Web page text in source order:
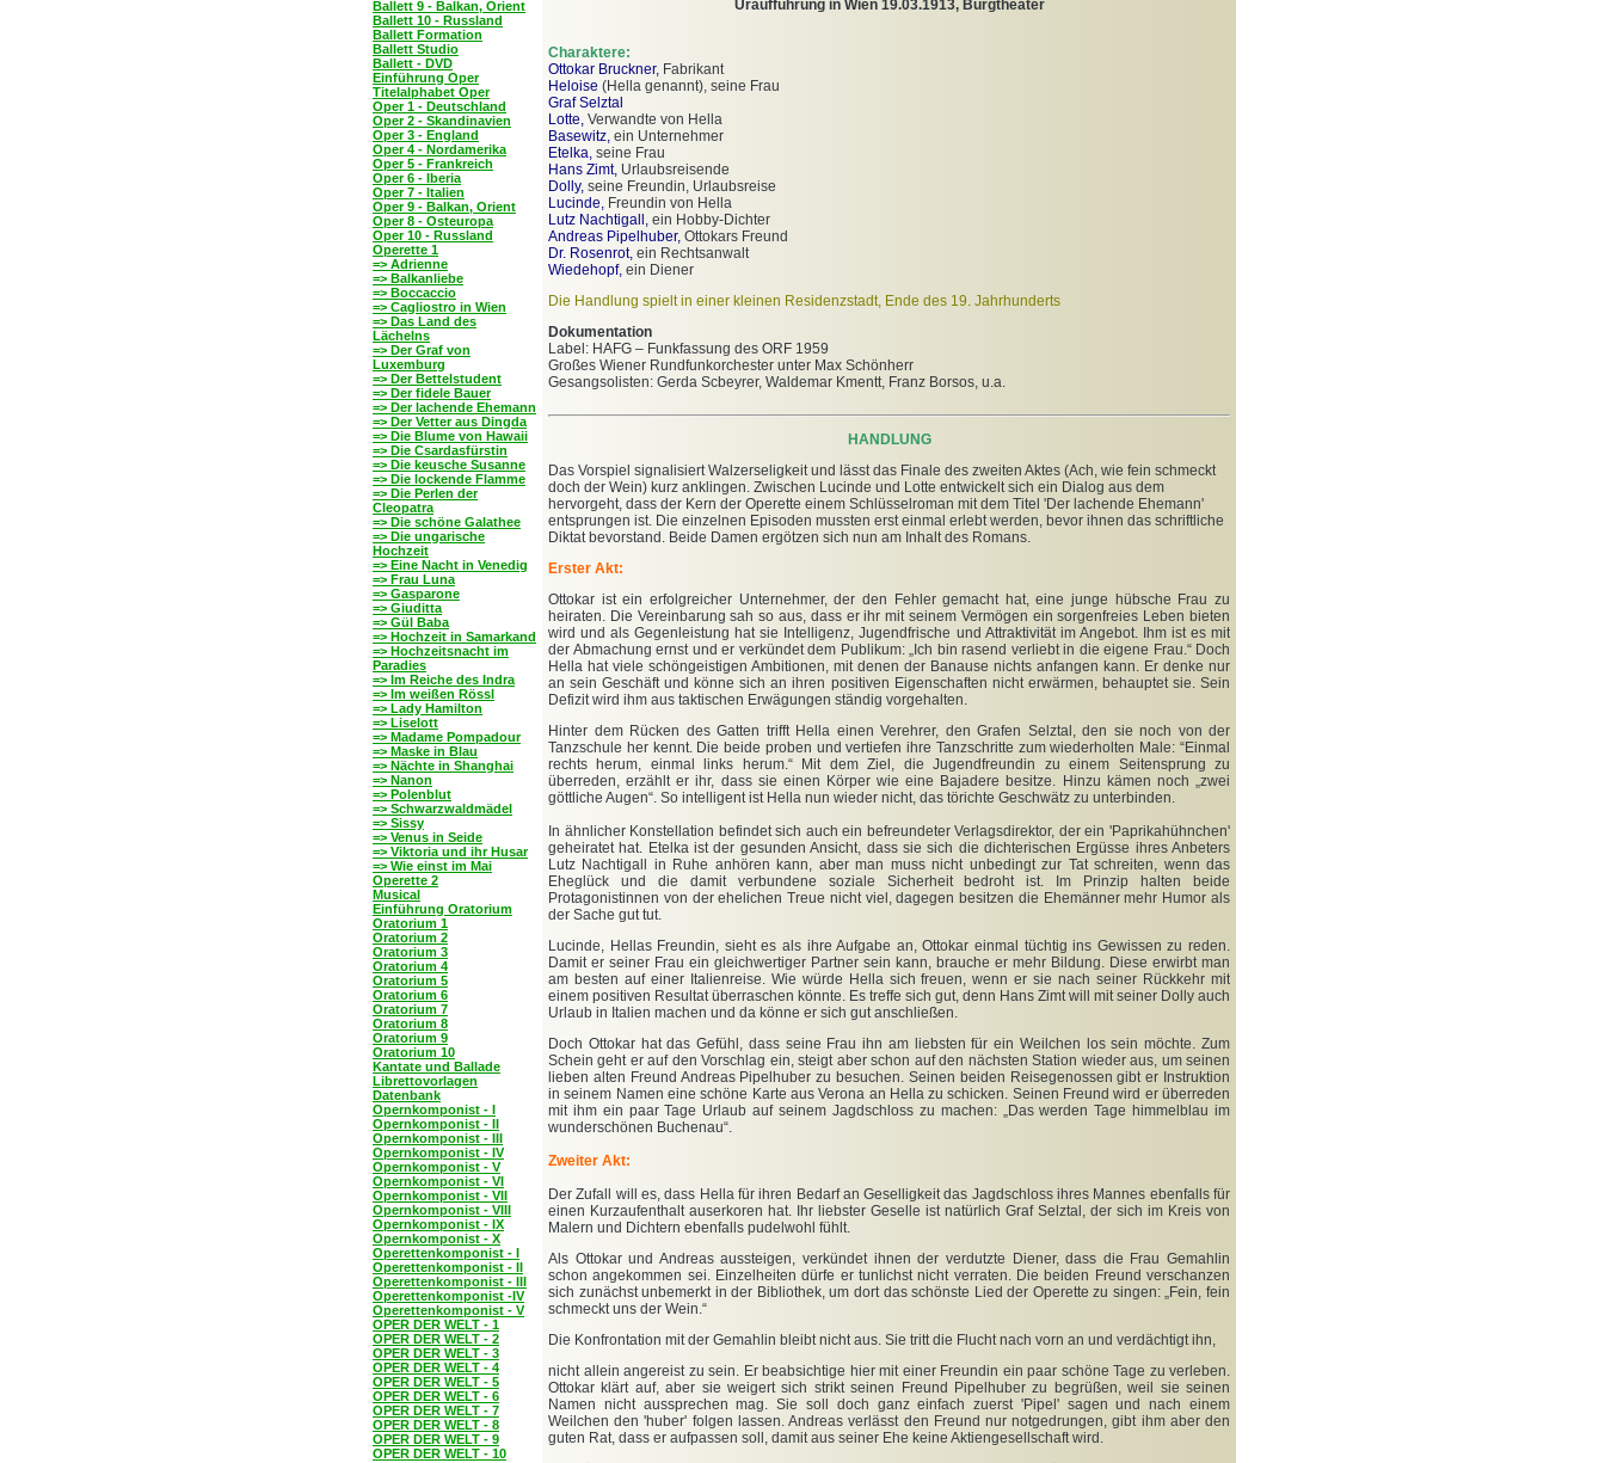
Ballett 9 - Balkan, Orient
Ballett 10 - Russland
Ballett Formation
Ballett Studio
Ballett - DVD
Einführung Oper
Titelalphabet Oper
Oper 1 - Deutschland
Oper 2 - Skandinavien
Oper 3 - England
Oper 4 - Nordamerika
Oper 5 - Frankreich
Oper 6 - Iberia
Oper 7 - Italien
Oper 9 - Balkan, Orient
Oper 8 - Osteuropa
Oper 10 - Russland
Operette 1
=> Adrienne
=> Balkanliebe
=> Boccaccio
=> Cagliostro in Wien
=> Das Land des
Lächelns
=> Der Graf von
Luxemburg
=> Der Bettelstudent
=> Der fidele Bauer
=> Der lachende Ehemann
=> Der Vetter aus Dingda
=> Die Blume von Hawaii
=> Die Csardasfürstin
=> Die keusche Susanne
=> Die lockende Flamme
=> Die Perlen der
Cleopatra
=> Die schöne Galathee
=> Die ungarische
Hochzeit
=> Eine Nacht in Venedig
=> Frau Luna
=> Gasparone
=> Giuditta
=> Gül Baba
=> Hochzeit in Samarkand
=> Hochzeitsnacht im
Paradies
=> Im Reiche des Indra
=> Im weißen Rössl
=> Lady Hamilton
=> Liselott
=> Madame Pompadour
=> Maske in Blau
=> Nächte in Shanghai
=> Nanon
=> Polenblut
=> Schwarzwaldmädel
=> Sissy
=> Venus in Seide
=> Viktoria und ihr Husar
=> Wie einst im Mai
Operette 2
Musical
Einführung Oratorium
Oratorium 1
Oratorium 2
Oratorium 3
Oratorium 4
Oratorium 5
Oratorium 6
Oratorium 7
Oratorium 8
Oratorium 9
Oratorium 10
Kantate und Ballade
Librettovorlagen
Datenbank
Opernkomponist - I
Opernkomponist - II
Opernkomponist - III
Opernkomponist - IV
Opernkomponist - V
Opernkomponist - VI
Opernkomponist - VII
Opernkomponist - VIII
Opernkomponist - IX
Opernkomponist - X
Operettenkomponist - I
Operettenkomponist - II
Operettenkomponist - III
Operettenkomponist -IV
Operettenkomponist - V
OPER DER WELT - 1
OPER DER WELT - 2
OPER DER WELT - 3
OPER DER WELT - 4
OPER DER WELT - 5
OPER DER WELT - 6
OPER DER WELT - 7
OPER DER WELT - 8
OPER DER WELT - 9
OPER DER WELT - 10
Uraufführung in Wien 19.03.1913, Burgtheater
Charaktere:
Ottokar Bruckner, Fabrikant
Heloise (Hella genannt), seine Frau
Graf Selztal
Lotte, Verwandte von Hella
Basewitz, ein Unternehmer
Etelka, seine Frau
Hans Zimt, Urlaubsreisende
Dolly, seine Freundin, Urlaubsreise
Lucinde, Freundin von Hella
Lutz Nachtigall, ein Hobby-Dichter
Andreas Pipelhuber, Ottokars Freund
Dr. Rosenrot, ein Rechtsanwalt
Wiedehopf, ein Diener
Die Handlung spielt in einer kleinen Residenzstadt, Ende des 19. Jahrhunderts
Dokumentation
Label: HAFG – Funkfassung des ORF 1959
Großes Wiener Rundfunkorchester unter Max Schönherr
Gesangsolisten: Gerda Scbeyrer, Waldemar Kmentt, Franz Borsos, u.a.
HANDLUNG
Das Vorspiel signalisiert Walzerseligkeit und lässt das Finale des zweiten Aktes (Ach, wie fein schmeckt
doch der Wein) kurz anklingen. Zwischen Lucinde und Lotte entwickelt sich ein Dialog aus dem
hervorgeht, dass der Kern der Operette einem Schlüsselroman mit dem Titel 'Der lachende Ehemann'
entsprungen ist. Die einzelnen Episoden mussten erst einmal erlebt werden, bevor ihnen das schriftliche
Diktat bevorstand. Beide Damen ergötzen sich nun am Inhalt des Romans.
Erster Akt:
Ottokar ist ein erfolgreicher Unternehmer, der den Fehler gemacht hat, eine junge hübsche Frau zu
heiraten. Die Vereinbarung sah so aus, dass er ihr mit seinem Vermögen ein sorgenfreies Leben bieten
wird und als Gegenleistung hat sie Intelligenz, Jugendfrische und Attraktivität im Angebot. Ihm ist es mit
der Abmachung ernst und er verkündet dem Publikum: „Ich bin rasend verliebt in die eigene Frau.“ Doch
Hella hat viele schöngeistigen Ambitionen, mit denen der Banause nichts anfangen kann. Er denke nur
an sein Geschäft und könne sich an ihren positiven Eigenschaften nicht erwärmen, behauptet sie. Sein
Defizit wird ihm aus taktischen Erwägungen ständig vorgehalten.
Hinter dem Rücken des Gatten trifft Hella einen Verehrer, den Grafen Selztal, den sie noch von der
Tanzschule her kennt. Die beide proben und vertiefen ihre Tanzschritte zum wiederholten Male: “Einmal
rechts herum, einmal links herum.“ Mit dem Ziel, die Jugendfreundin zu einem Seitensprung zu
überreden, erzählt er ihr, dass sie einen Körper wie eine Bajadere besitze. Hinzu kämen noch „zwei
göttliche Augen“. So intelligent ist Hella nun wieder nicht, das törichte Geschwätz zu unterbinden.
In ähnlicher Konstellation befindet sich auch ein befreundeter Verlagsdirektor, der ein 'Paprikahühnchen'
geheiratet hat. Etelka ist der gesunden Ansicht, dass sie sich die dichterischen Ergüsse ihres Anbeters
Lutz Nachtigall in Ruhe anhören kann, aber man muss nicht unbedingt zur Tat schreiten, wenn das
Eheglück und die damit verbundene soziale Sicherheit bedroht ist. Im Prinzip halten beide
Protagonistinnen von der ehelichen Treue nicht viel, dagegen besitzen die Ehemänner mehr Humor als
der Sache gut tut.
Lucinde, Hellas Freundin, sieht es als ihre Aufgabe an, Ottokar einmal tüchtig ins Gewissen zu reden.
Damit er seiner Frau ein gleichwertiger Partner sein kann, brauche er mehr Bildung. Diese erwirbt man
am besten auf einer Italienreise. Wie würde Hella sich freuen, wenn er sie nach seiner Rückkehr mit
einem positiven Resultat überraschen könnte. Es treffe sich gut, denn Hans Zimt will mit seiner Dolly auch
Urlaub in Italien machen und da könne er sich gut anschließen.
Doch Ottokar hat das Gefühl, dass seine Frau ihn am liebsten für ein Weilchen los sein möchte. Zum
Schein geht er auf den Vorschlag ein, steigt aber schon auf den nächsten Station wieder aus, um seinen
lieben alten Freund Andreas Pipelhuber zu besuchen. Seinen beiden Reisegenossen gibt er Instruktion
in seinem Namen eine schöne Karte aus Verona an Hella zu schicken. Seinen Freund wird er überreden
mit ihm ein paar Tage Urlaub auf seinem Jagdschloss zu machen: „Das werden Tage himmelblau im
wunderschönen Buchenau“.
Zweiter Akt:
Der Zufall will es, dass Hella für ihren Bedarf an Geselligkeit das Jagdschloss ihres Mannes ebenfalls für
einen Kurzaufenthalt auserkoren hat. Ihr liebster Geselle ist natürlich Graf Selztal, der sich im Kreis von
Malern und Dichtern ebenfalls pudelwohl fühlt.
Als Ottokar und Andreas aussteigen, verkündet ihnen der verdutzte Diener, dass die Frau Gemahlin
schon angekommen sei. Einzelheiten dürfe er tunlichst nicht verraten. Die beiden Freund verschanzen
sich zunächst unbemerkt in der Bibliothek, um dort das schönste Lied der Operette zu singen: „Fein, fein
schmeckt uns der Wein.“
Die Konfrontation mit der Gemahlin bleibt nicht aus. Sie tritt die Flucht nach vorn an und verdächtigt ihn,
nicht allein angereist zu sein. Er beabsichtige hier mit einer Freundin ein paar schöne Tage zu verleben.
Ottokar klärt auf, aber sie weigert sich strikt seinen Freund Pipelhuber zu begrüßen, weil sie seinen
Namen nicht aussprechen mag. Sie soll doch ganz einfach zuerst 'Pipel' sagen und nach einem
Weilchen den 'huber' folgen lassen. Andreas verlässt den Freund nur notgedrungen, gibt ihm aber den
guten Rat, dass er aufpassen soll, damit aus seiner Ehe keine Aktiengesellschaft wird.